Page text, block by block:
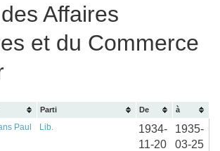
Affaires
et du Commerce
Parti De à
Paul Lib.
1934-
11-20
1935-
03-25